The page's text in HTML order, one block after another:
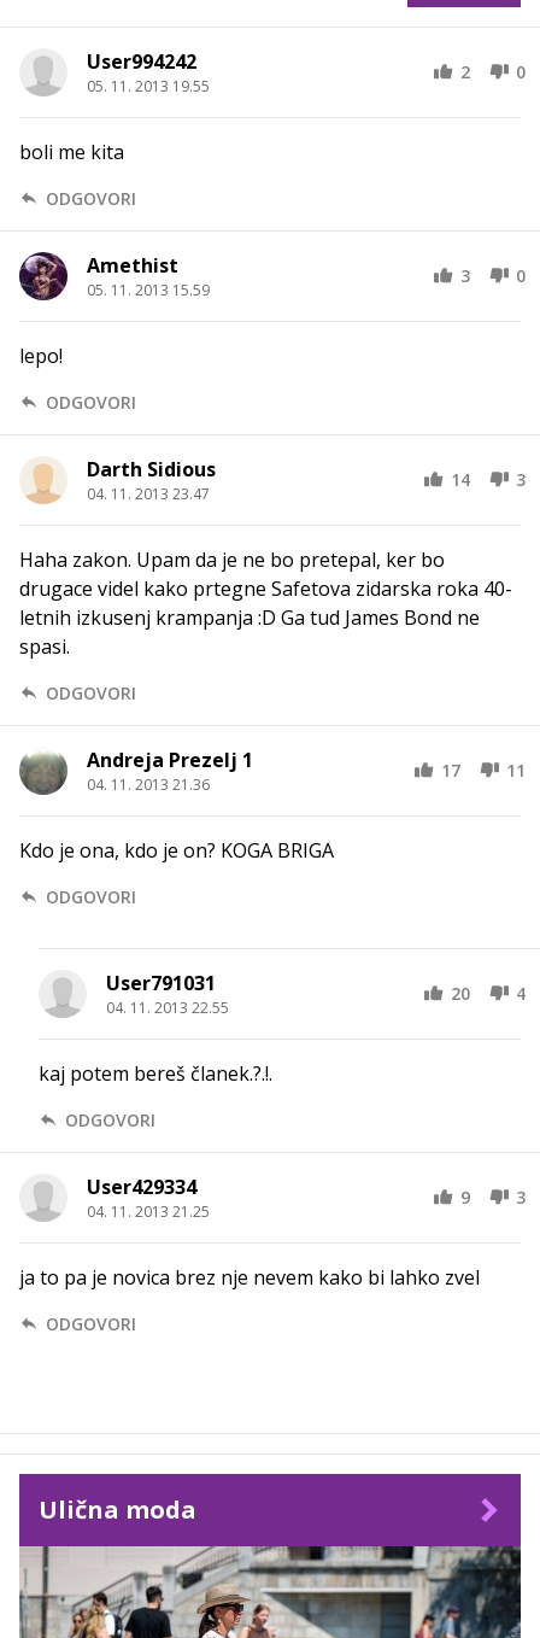
User994242
05. 11. 2013 19.55
2 0
boli me kita
ODGOVORI
Amethist
05. 11. 2013 15.59
3 0
lepo!
ODGOVORI
Darth Sidious
04. 11. 2013 23.47
14 3
Haha zakon. Upam da je ne bo pretepal, ker bo
drugace videl kako prtegne Safetova zidarska roka 40-
letnih izkusenj krampanja :D Ga tud James Bond ne
spasi.
ODGOVORI
Andreja Prezelj 1
04. 11. 2013 21.36
17 11
Kdo je ona, kdo je on? KOGA BRIGA
ODGOVORI
User791031
04. 11. 2013 22.55
20 4
kaj potem bereš članek.?.!.
ODGOVORI
User429334
04. 11. 2013 21.25
9 3
ja to pa je novica brez nje nevem kako bi lahko zvel
ODGOVORI
Ulična moda